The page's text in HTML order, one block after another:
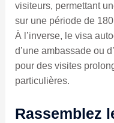
visiteurs, permettant
sur une période de
À l’inverse, le visa
d’une ambassade ou
pour des visites
particulières.
Rassemblez